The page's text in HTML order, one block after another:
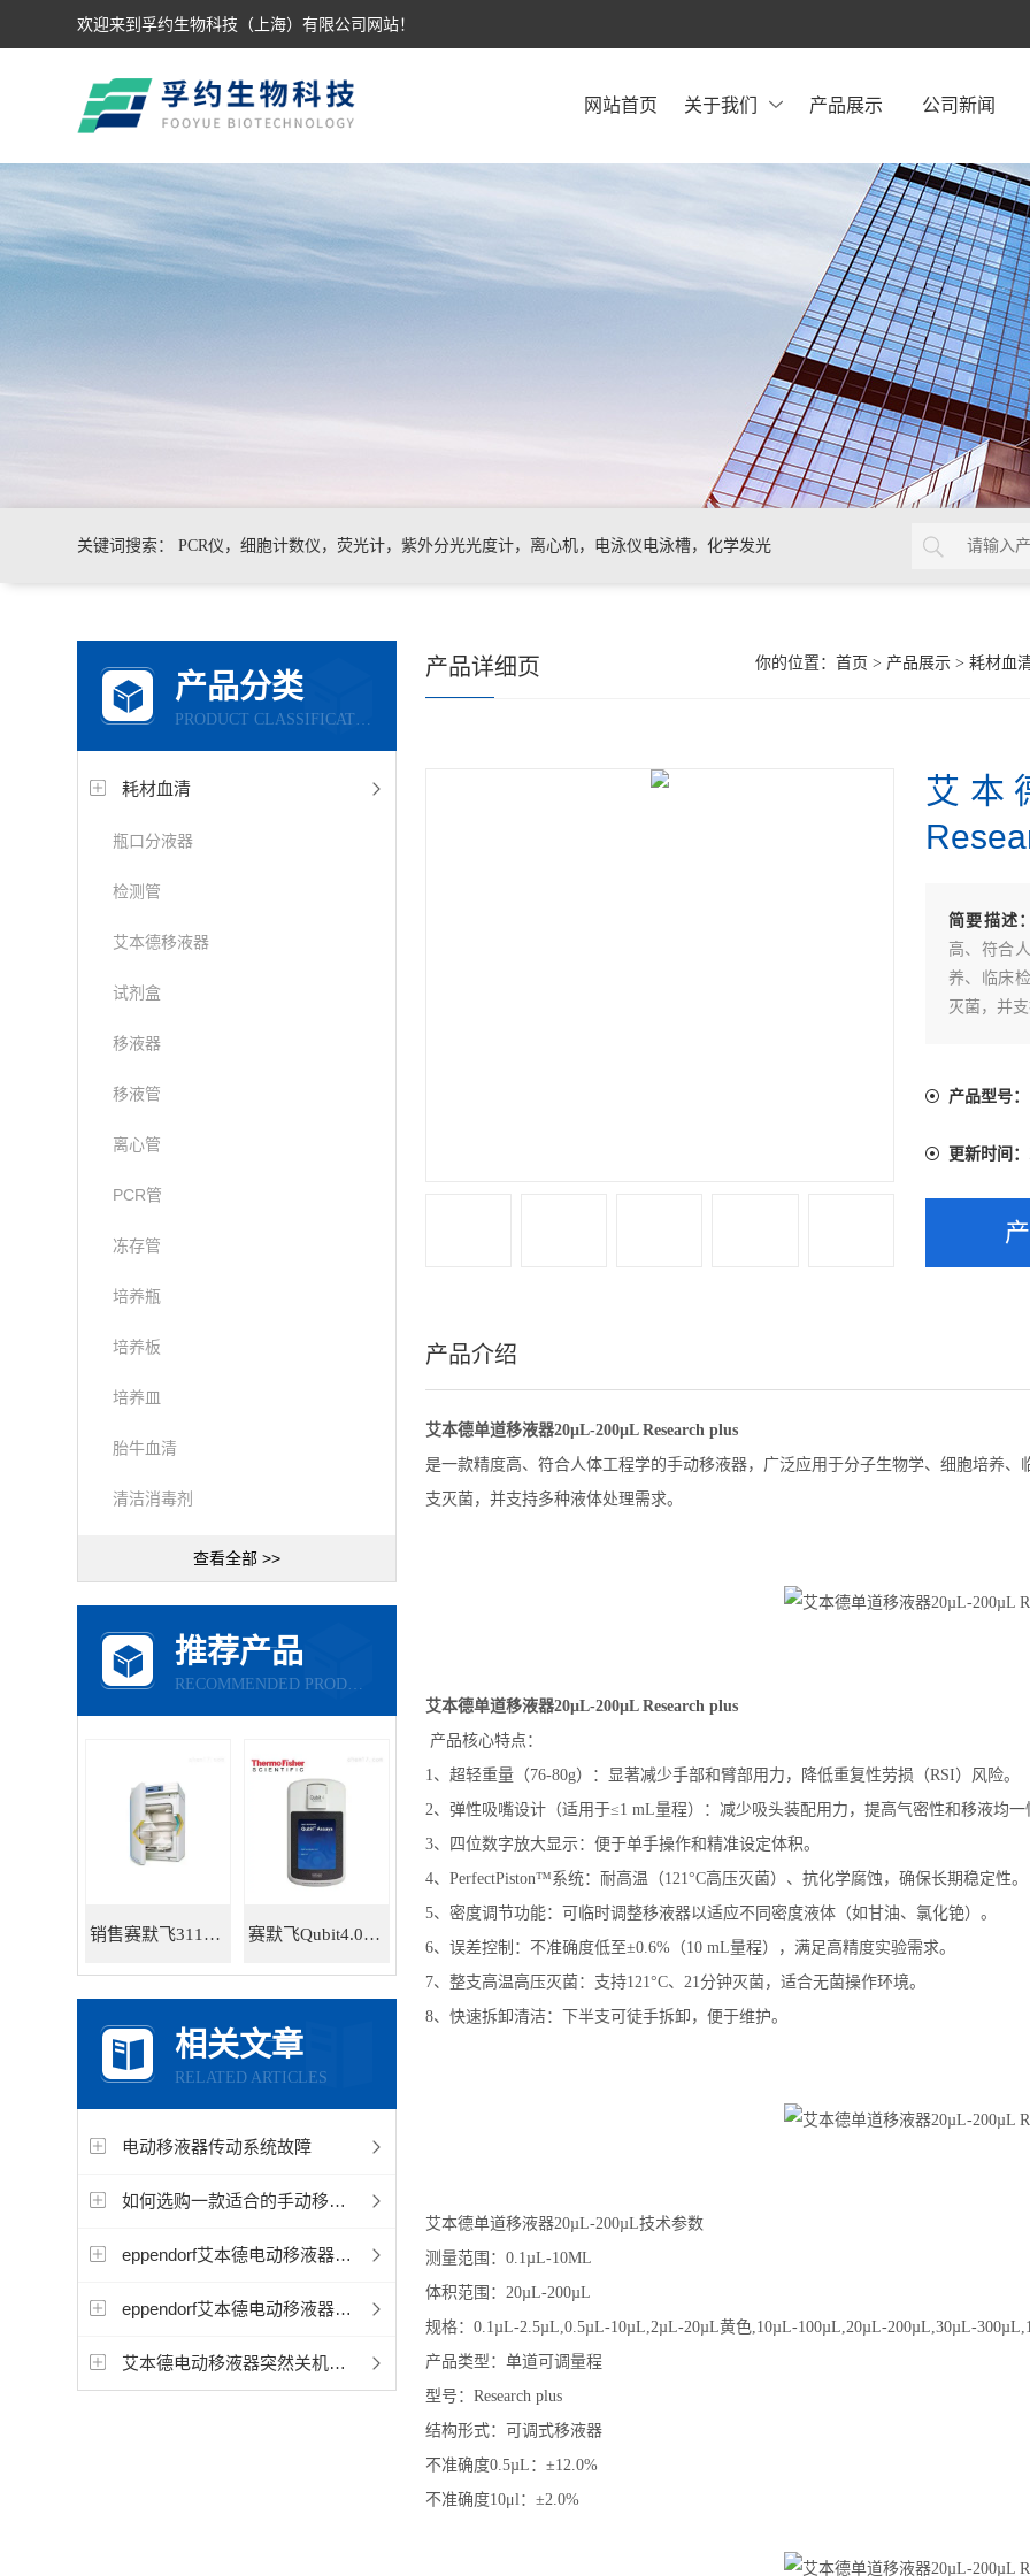
欢迎来到孚约生物科技（上海）有限公司网站！
网站首页 关于我们 产品展示 公司新闻
关键词搜索： PCR仪，细胞计数仪，荧光计，紫外分光光度计，离心机，电泳仪电泳槽，化学发光
产品分类
PRODUCT CLASSIFICATION
耗材血清
瓶口分液器
检测管
艾本德移液器
试剂盒
移液器
移液管
离心管
PCR管
冻存管
培养瓶
培养板
培养皿
胎牛血清
清洁消毒剂
查看全部 >>
推荐产品
RECOMMENDED PRODUCTS
销售赛默飞311直热式CO2标准培养箱 赛默飞Qubit4.0荧光定量仪Q33228
相关文章
RELATED ARTICLES
电动移液器传动系统故障
如何选购一款适合的手动移液器？
eppendorf艾本德电动移液器屏幕显示异常怎么处理？
eppendorf艾本德电动移液器按键失灵怎么解决
艾本德电动移液器突然关机解决方案是什么？
你的位置： 首页 > 产品展示> 耗材血
产品详细页
艾本
简要描述
高、符合
养、临床
灭菌，并
产品型号：
更新时间：
产品介绍
艾本德单道移液器20µL-200µL Research plus
是一款精度高、符合人体工程学的手动移液器，广泛应用于分子生物学、细胞培养
支灭菌，并支持多种液体处理需求。
艾本德单道移液器20µL-200µL Research plus
产品核心特点：
1、超轻重量（76-80g）：显著减少手部和臂部用力，降低重复性劳损（RSI）风险。
2、弹性吸嘴设计（适用于≤1 mL量程）：减少吸头装配用力，提高气密性和移液均一
3、四位数字放大显示：便于单手操作和精准设定体积。
4、PerfectPiston™系统：耐高温（121°C高压灭菌）、抗化学腐蚀，确保长期稳定性。
5、密度调节功能：可临时调整移液器以适应不同密度液体（如甘油、氯化铯）。
6、误差控制：不准确度低至±0.6%（10 mL量程），满足高精度实验需求。
7、整支高温高压灭菌：支持121°C、21分钟灭菌，适合无菌操作环境。
8、快速拆卸清洁：下半支可徒手拆卸，便于维护。
艾本德单道移液器20µL-200µL技术参数
测量范围：0.1µL-10ML
体积范围：20µL-200µL
规格：0.1µL-2.5µL,0.5µL-10µL,2µL-20µL黄色,10µL-100µL,20µL-200µL,30µL-
产品类型：单道可调量程
型号：Research plus
结构形式：可调式移液器
不准确度0.5µL：±12.0%
不准确度10μl：±2.0%